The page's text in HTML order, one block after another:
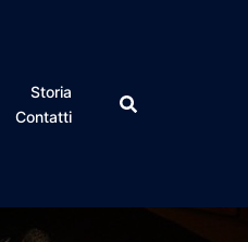
Storia
Contatti